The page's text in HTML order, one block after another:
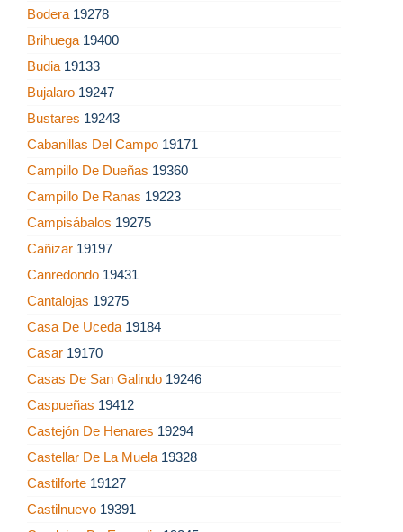
Bodera 19278
Brihuega 19400
Budia 19133
Bujalaro 19247
Bustares 19243
Cabanillas Del Campo 19171
Campillo De Dueñas 19360
Campillo De Ranas 19223
Campisábalos 19275
Cañizar 19197
Canredondo 19431
Cantalojas 19275
Casa De Uceda 19184
Casar 19170
Casas De San Galindo 19246
Caspueñas 19412
Castejón De Henares 19294
Castellar De La Muela 19328
Castilforte 19127
Castilnuevo 19391